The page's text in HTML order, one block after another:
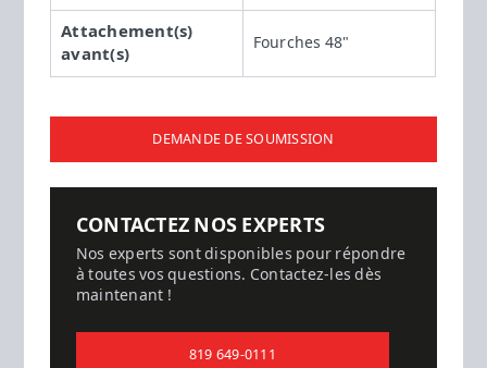
Attachement(s)
avant(s)
Fourches 48"
DEMANDE DE SOUMISSION
CONTACTEZ NOS EXPERTS
Nos experts sont disponibles pour répondre
à toutes vos questions. Contactez-les dès
maintenant !
819 649-0111